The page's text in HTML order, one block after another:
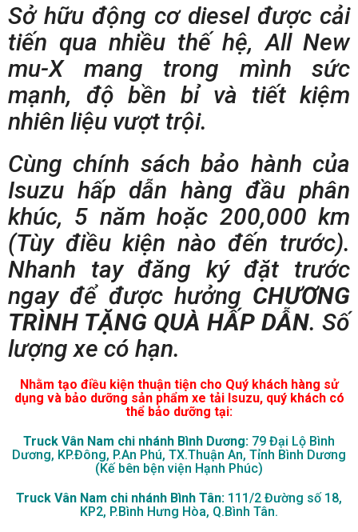
Sở hữu động cơ diesel được cải
tiến qua nhiều thế hệ, All New
mu-X mang trong mình sức
mạnh, độ bền bỉ và tiết kiệm
nhiên liệu vượt trội.
Cùng chính sách bảo hành của
Isuzu hấp dẫn hàng đầu phân
khúc, 5 năm hoặc 200,000 km
(Tùy điều kiện nào đến trước).
Nhanh tay đăng ký đặt trước
ngay để được hưởng CHƯƠNG
TRÌNH TẶNG QUÀ HẤP DẪN. Số
lượng xe có hạn.
Nhằm tạo điều kiện thuận tiện cho Quý khách hàng sử
dụng và bảo dưỡng sản phẩm xe tải Isuzu, quý khách có
thể bảo dưỡng tại:
Truck Vân Nam chi nhánh Bình Dương: 79 Đại Lộ Bình
Dương, KP.Đông, P.An Phú, TX.Thuận An, Tỉnh Bình Dương
(Kế bên bện viện Hạnh Phúc)
Truck Vân Nam chi nhánh Bình Tân: 111/2 Đường số 18,
KP2, P.Bình Hưng Hòa, Q.Bình Tân.